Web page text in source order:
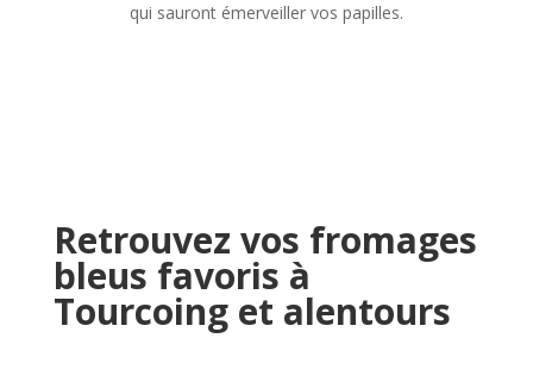
qui sauront émerveiller vos papilles.
Retrouvez vos fromages
bleus favoris à
Tourcoing et alentours